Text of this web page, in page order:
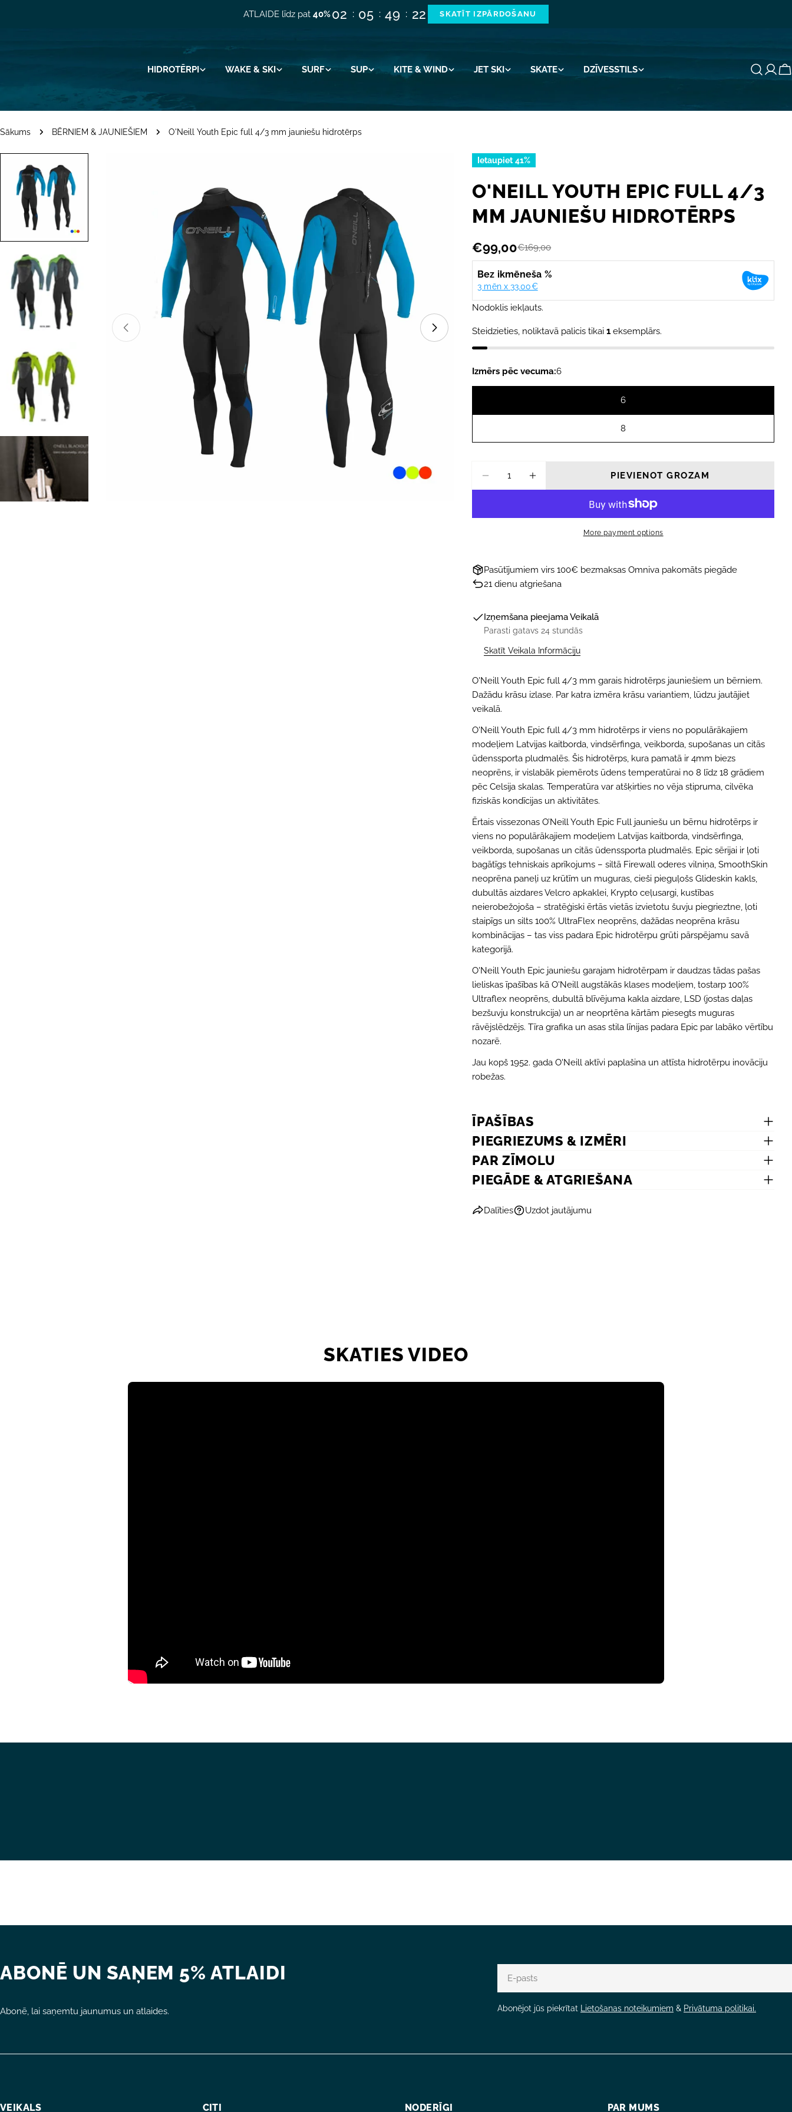
ATLAIDE līdz pat40%02 05 49 21 SKATĪT IZPĀRDOŠANU
HIDROTĒRPI WAKE & SKI SURF SUP KITE & WIND JET SKI SKATE DZĪVESSTILS
Sākums BĒRNIEM & JAUNIEŠIEM O'Neill Youth Epic full 4/3 mm jauniešu hidrotērps
Atvērt mediju 0 modālajā logā
Atvērt mediju 1 modālajā logā
Ietaupiet 41%
O'NEILL YOUTH EPIC FULL 4/3
MM JAUNIEŠU HIDROTĒRPS
Akcijas
cena
€99,00
Parastā
cena
€169,00
Nodoklis iekļauts.
Steidzieties, noliktavā palicis tikai1 eksemplārs.
Izmērs pēc vecuma:6
6
8
PIEVIENOT GROZAM
More payment options
Pasūtījumiem virs 100€ bezmaksas Omniva pakomāts piegāde
21 dienu atgriešana
Izņemšana pieejamaVeikalā
Parasti gatavs 24 stundās
Skatīt Veikala Informāciju
O'Neill Youth Epic full 4/3 mm garais hidrotērps jauniešiem un bērniem.
Dažādu krāsu izlase. Par katra izmēra krāsu variantiem, lūdzu jautājiet
veikalā.
O'Neill Youth Epic full 4/3 mm hidrotērps ir viens no populārākajiem
modeļiem Latvijas kaitborda, vindsērfinga, veikborda, supošanas un citās
ūdenssporta pludmalēs. Šis hidrotērps, kura pamatā ir 4mm biezs
neoprēns, ir vislabāk piemērots ūdens temperatūrai no 8 līdz 18 grādiem
pēc Celsija skalas. Temperatūra var atšķirties no vēja stipruma, cilvēka
fiziskās kondīcijas un aktivitātes.
Ērtais vissezonas O’Neill Youth Epic Full jauniešu un bērnu hidrotērps ir
viens no populārākajiem modeļiem Latvijas kaitborda, vindsērfinga,
veikborda, supošanas un citās ūdenssporta pludmalēs. Epic sērijai ir ļoti
bagātīgs tehniskais aprīkojums – siltā Firewall oderes vilniņa, SmoothSkin
neoprēna paneļi uz krūtīm un muguras, cieši pieguļošs Glideskin kakls,
dubultās aizdares Velcro apkaklei, Krypto ceļusargi, kustības
neierobežojoša – stratēģiski ērtās vietās izvietotu šuvju piegrieztne, ļoti
staipīgs un silts 100% UltraFlex neoprēns, dažādas neoprēna krāsu
kombinācijas – tas viss padara Epic hidrotērpu grūti pārspējamu savā
kategorijā.
O'Neill Youth Epic jauniešu garajam hidrotērpam ir daudzas tādas pašas
lieliskas īpašības kā O'Neill augstākās klases modeļiem, tostarp 100%
Ultraflex neoprēns, dubultā blīvējuma kakla aizdare, LSD (jostas daļas
bezšuvju konstrukcija) un ar neoprtēna kārtām piesegts muguras
rāvējslēdzējs. Tīra grafika un asas stila līnijas padara Epic par labāko vērtību
nozarē.
Jau kopš 1952. gada O'Neill aktīvi paplašina un attīsta hidrotērpu inovāciju
robežas.
ĪPAŠĪBAS
PIEGRIEZUMS & IZMĒRI
PAR ZĪMOLU
PIEGĀDE & ATGRIEŠANA
Dalīties Uzdot jautājumu
SKATIES VIDEO
ABONĒ UN SAŅEM 5% ATLAIDI
Abonē, lai saņemtu jaunumus un atlaides.
pasts
Abonējot jūs piekrītat Lietošanas noteikumiem & Privātuma politikai.
VEIKALS CITI NODERĪGI PAR MUMS